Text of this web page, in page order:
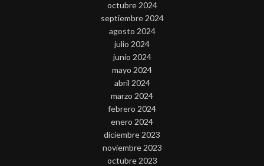
octubre 2024
septiembre 2024
agosto 2024
julio 2024
junio 2024
mayo 2024
abril 2024
marzo 2024
febrero 2024
enero 2024
diciembre 2023
noviembre 2023
octubre 2023